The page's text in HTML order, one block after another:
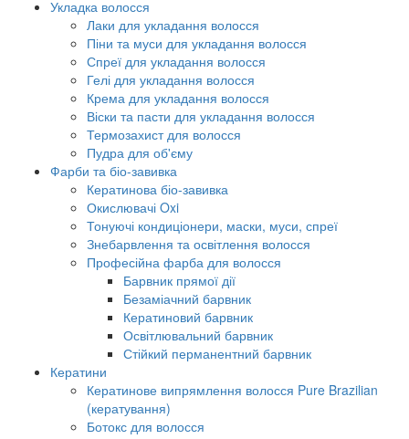
Укладка волосся
Лаки для укладання волосся
Піни та муси для укладання волосся
Спреї для укладання волосся
Гелі для укладання волосся
Крема для укладання волосся
Віски та пасти для укладання волосся
Термозахист для волосся
Пудра для об'єму
Фарби та біо-завивка
Кератинова біо-завивка
Окислювачі Oxi
Тонуючі кондиціонери, маски, муси, спреї
Знебарвлення та освітлення волосся
Професійна фарба для волосся
Барвник прямої дії
Безаміачний барвник
Кератиновий барвник
Освітлювальний барвник
Стійкий перманентний барвник
Кератини
Кератинове випрямлення волосся Pure Brazilian
(кератування)
Ботокс для волосся